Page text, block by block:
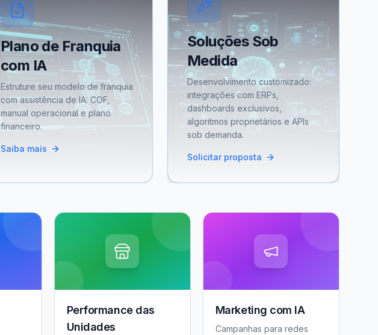
Plano de Franquia
com IA
Estruture seu modelo de franquia
com assistência de IA: COF,
manual operacional e plano
financeiro.
Saiba mais
Soluções Sob
Medida
Desenvolvimento customizado:
integrações com ERPs,
dashboards exclusivos,
algoritmos proprietários e APIs
sob demanda.
Solicitar proposta
Performance das
Unidades
Marketing com IA
Campanhas para redes